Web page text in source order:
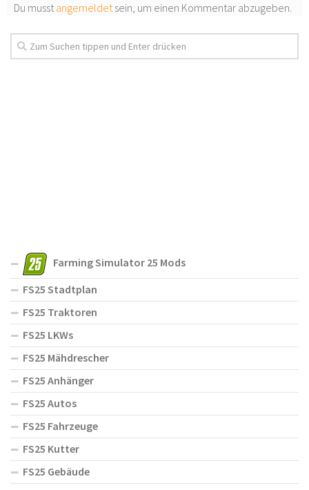
Du musstangemeldetsein, um einen Kommentar abzugeben.
Farming Simulator 25 Mods
FS25 Stadtplan
FS25 Traktoren
FS25 LKWs
FS25 Mähdrescher
FS25 Anhänger
FS25 Autos
FS25 Fahrzeuge
FS25 Kutter
FS25 Gebäude